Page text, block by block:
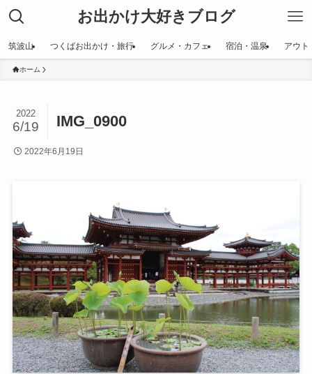
お出かけ大好きブログ
筑波山 つくばお出かけ・旅行 グルメ・カフェ 宿泊・温泉 アウト
ホーム
IMG_0900
2022
6/19
2022年6月19日